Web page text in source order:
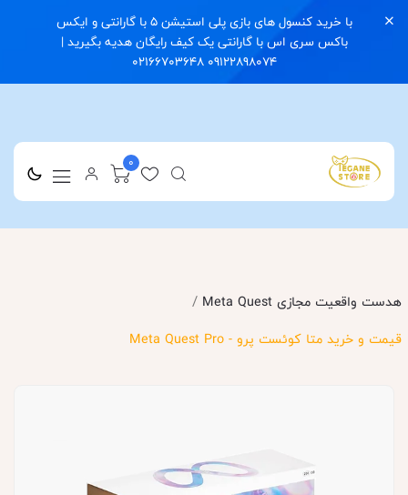
با خرید کنسول های بازی پلی استیشن 5 با گارانتی و ایکس
باکس سری اس با گارانتی یک کیف رایگان هدیه بگیرید |
09122898074 02166703648
0
هدست واقعیت مجازی Meta Quest /
قیمت و خرید متا کوئست پرو - Meta Quest Pro